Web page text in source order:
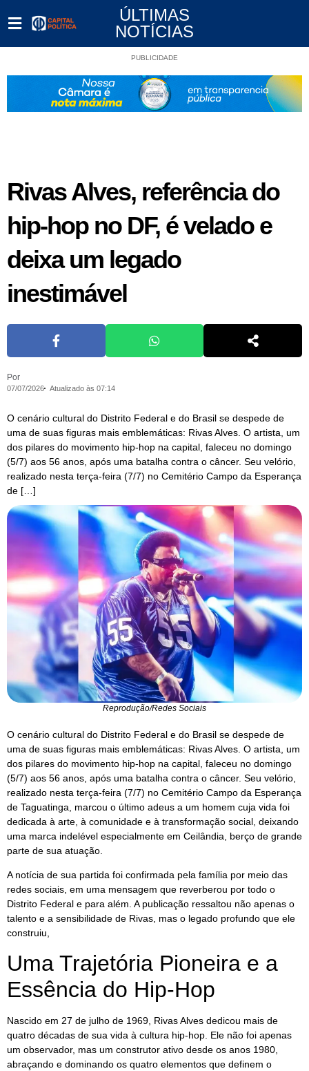
ÚLTIMAS
NOTÍCIAS
PUBLICIDADE
Rivas Alves, referência do
hip-hop no DF, é velado e
deixa um legado
inestimável
Por
07/07/2026 Atualizado às 07:14
O cenário cultural do Distrito Federal e do Brasil se despede de
uma de suas figuras mais emblemáticas: Rivas Alves. O artista, um
dos pilares do movimento hip-hop na capital, faleceu no domingo
(5/7) aos 56 anos, após uma batalha contra o câncer. Seu velório,
realizado nesta terça-feira (7/7) no Cemitério Campo da Esperança
de […]
Reprodução/Redes Sociais
O cenário cultural do Distrito Federal e do Brasil se despede de
uma de suas figuras mais emblemáticas: Rivas Alves. O artista, um
dos pilares do movimento hip-hop na capital, faleceu no domingo
(5/7) aos 56 anos, após uma batalha contra o câncer. Seu velório,
realizado nesta terça-feira (7/7) no Cemitério Campo da Esperança
de Taguatinga, marcou o último adeus a um homem cuja vida foi
dedicada à arte, à comunidade e à transformação social, deixando
uma marca indelével especialmente em Ceilândia, berço de grande
parte de sua atuação.
A notícia de sua partida foi confirmada pela família por meio das
redes sociais, em uma mensagem que reverberou por todo o
Distrito Federal e para além. A publicação ressaltou não apenas o
talento e a sensibilidade de Rivas, mas o legado profundo que ele
construiu,
Uma Trajetória Pioneira e a
Essência do Hip-Hop
Nascido em 27 de julho de 1969, Rivas Alves dedicou mais de
quatro décadas de sua vida à cultura hip-hop. Ele não foi apenas
um observador, mas um construtor ativo desde os anos 1980,
abraçando e dominando os quatro elementos que definem o